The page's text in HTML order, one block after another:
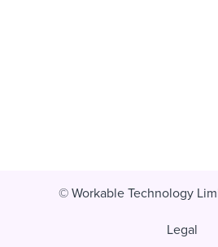
© Workable Technology
Legal